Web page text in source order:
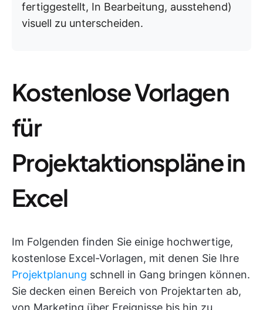
fertiggestellt, In Bearbeitung, ausstehend)
visuell zu unterscheiden.
Kostenlose Vorlagen
für
Projektaktionspläne in
Excel
Im Folgenden finden Sie einige hochwertige,
kostenlose Excel-Vorlagen, mit denen Sie Ihre
Projektplanung schnell in Gang bringen können.
Sie decken einen Bereich von Projektarten ab,
von Marketing über Ereignisse bis hin zu